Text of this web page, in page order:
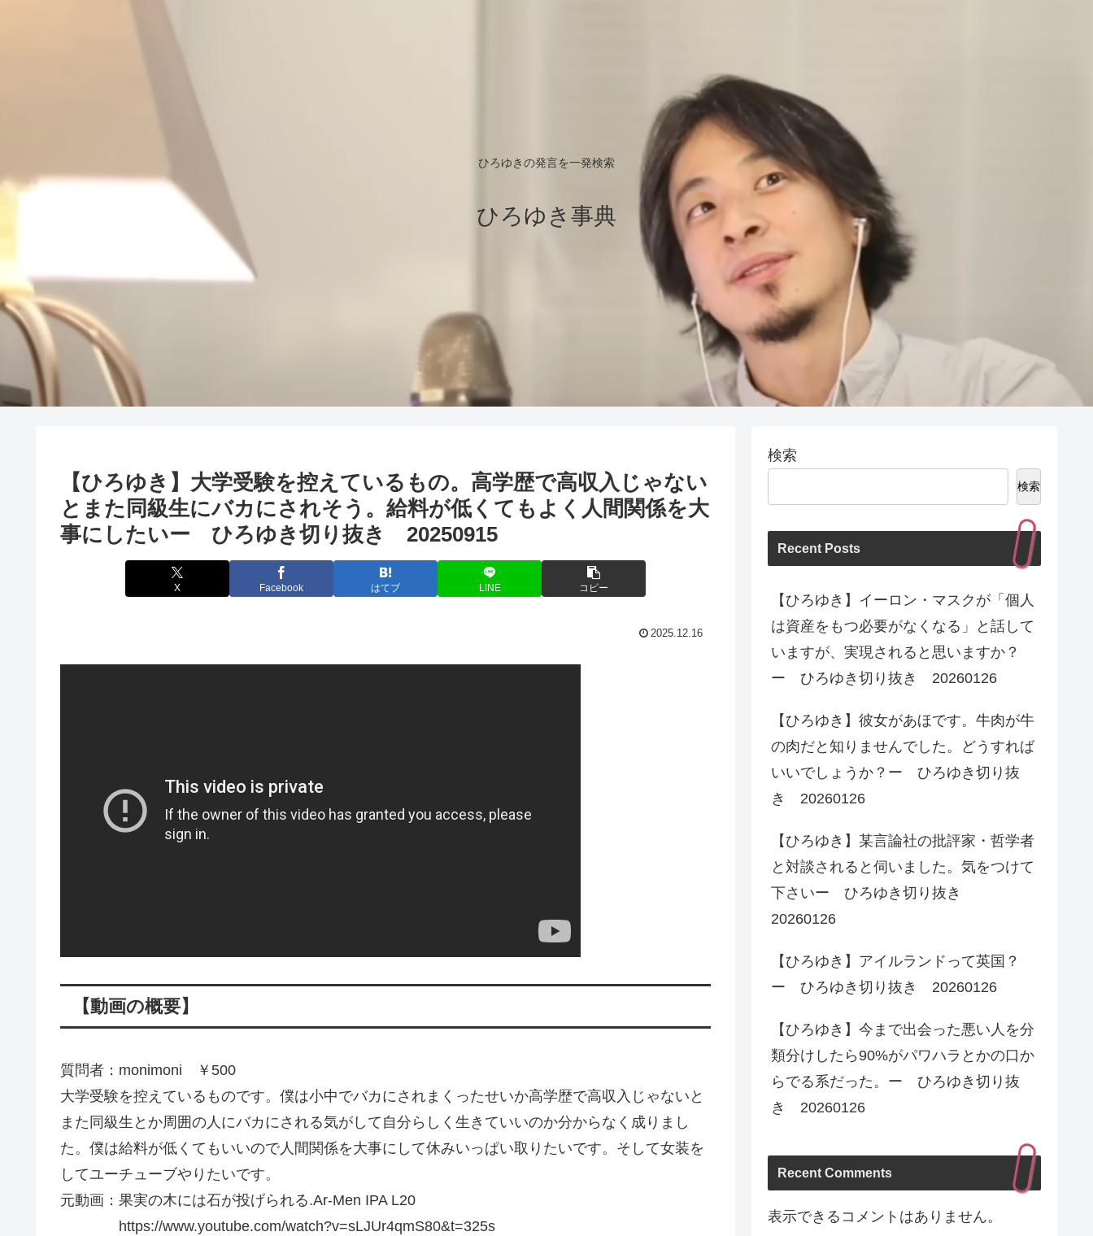
ひろゆきの発言を一発検索
ひろゆき事典
【ひろゆき】大学受験を控えているもの。高学歴で高収入じゃない
とまた同級生にバカにされそう。給料が低くてもよく人間関係を大
事にしたいー ひろゆき切り抜き 20250915
X Facebook はてブ LINE コピー
2025.12.16
【動画の概要】
質問者：monimoni ￥500
大学受験を控えているものです。僕は小中でバカにされまくったせいか高学歴で高収入じゃないと
また同級生とか周囲の人にバカにされる気がして自分らしく生きていいのか分からなく成りまし
た。僕は給料が低くてもいいので人間関係を大事にして休みいっぱい取りたいです。そして女装を
してユーチューブやりたいです。
元動画：果実の木には石が投げられる.Ar-Men IPA L20
https://www.youtube.com/watch?v=sLJUr4qmS80&t=325s
検索
検索
Recent Posts
【ひろゆき】イーロン・マスクが「個人
は資産をもつ必要がなくなる」と話して
いますが、実現されると思いますか？
ー ひろゆき切り抜き 20260126
【ひろゆき】彼女があほです。牛肉が牛
の肉だと知りませんでした。どうすれば
いいでしょうか？ー ひろゆき切り抜
き 20260126
【ひろゆき】某言論社の批評家・哲学者
と対談されると伺いました。気をつけて
下さいー ひろゆき切り抜き
20260126
【ひろゆき】アイルランドって英国？
ー ひろゆき切り抜き 20260126
【ひろゆき】今まで出会った悪い人を分
類分けしたら90%がパワハラとかの口か
らでる系だった。ー ひろゆき切り抜
き 20260126
Recent Comments
表示できるコメントはありません。